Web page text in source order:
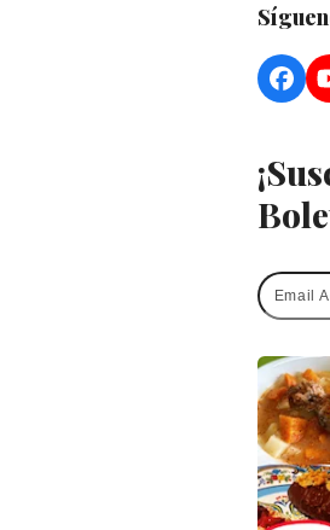
Email
Address